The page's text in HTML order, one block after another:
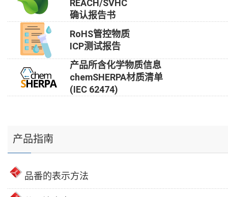
REACH/SVHC
确认报告书
RoHS管控物质
ICP测试报告
产品所含化学物质信息
chemSHERPA材质清单
(IEC 62474)
产品指南
品番的表示方法